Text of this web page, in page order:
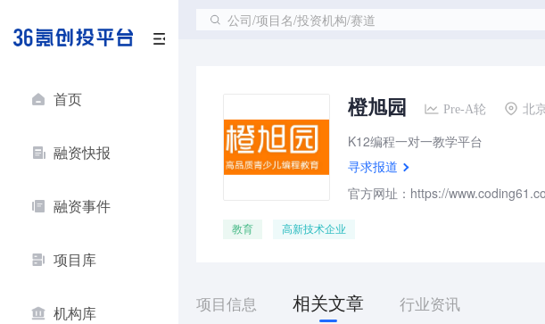
首页
融资快报
融资事件
项目库
机构库
公司/项目名/投资机构/赛道
橙旭园 Pre-A轮 北
K12编程一对一教学平台
寻求报道
官方网址：https://
教育 高新技术企业
项目信息 相关文章 行业资讯